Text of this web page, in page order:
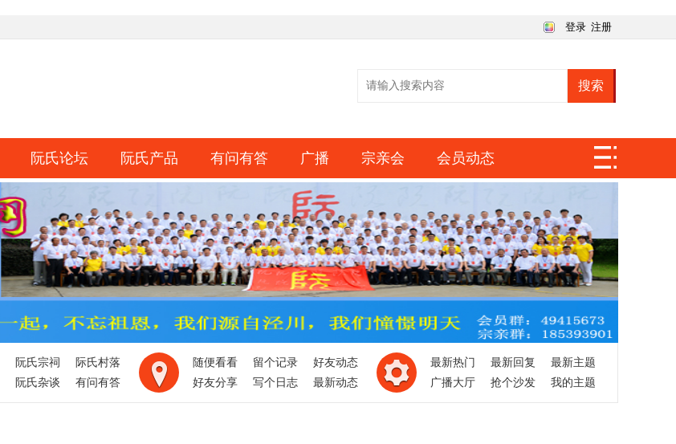
登录 注册
搜索
阮氏论坛 阮氏产品 有问有答 广播 宗亲会 会员动态
日志
阮氏宗祠
际氏村落
阮氏杂谈 有问有答
随便看看 留个记录
好友动态
好友分享
写个日志 最新动态
最新热门 最新回复
最新主题
广播大厅
抢个沙发 我的主题